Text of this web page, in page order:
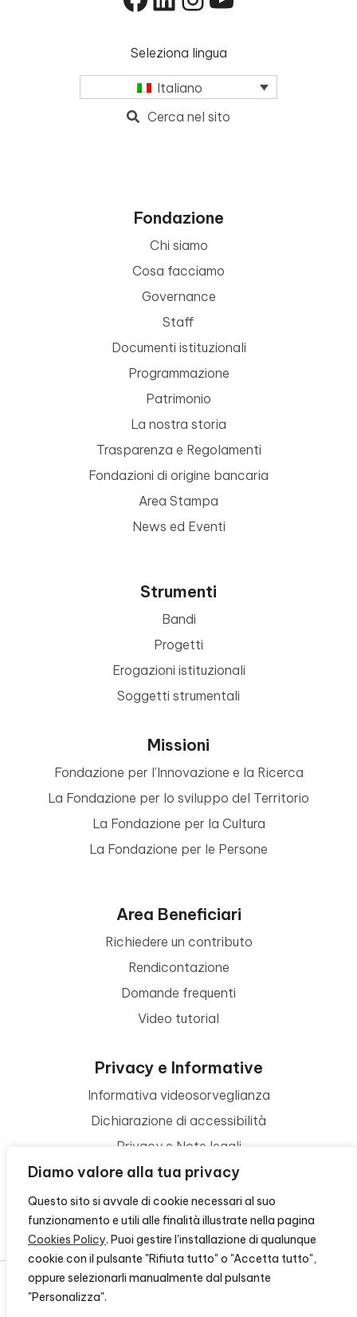
Diamo valore alla tua privacy
Questo sito si avvale di cookie necessari al suo
funzionamento e utili alle finalità illustrate nella pagina
Cookies Policy. Puoi gestire l'installazione di qualunque
cookie con il pulsante "Rifiuta tutto" o "Accetta tutto",
oppure selezionarli manualmente dal pulsante
"Personalizza".
Seleziona lingua
Italiano
Cerca nel sito
Fondazione
Chi siamo
Cosa facciamo
Governance
Staff
Documenti istituzionali
Programmazione
Patrimonio
La nostra storia
Trasparenza e Regolamenti
Fondazioni di origine bancaria
Area Stampa
News ed Eventi
Strumenti
Bandi
Progetti
Erogazioni istituzionali
Soggetti strumentali
Missioni
Fondazione per l’Innovazione e la Ricerca
La Fondazione per lo sviluppo del Territorio
La Fondazione per la Cultura
La Fondazione per le Persone
Area Beneficiari
Richiedere un contributo
Rendicontazione
Domande frequenti
Video tutorial
Privacy e Informative
Informativa videosorveglianza
Dichiarazione di accessibilità
Privacy e Note legali
Termini di utilizzo
Cookie policy
Contattaci